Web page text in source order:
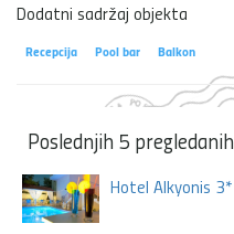
Dodatni sadržaj objekta
Recepcija Pool bar Balkon
Poslednjih 5 pregledanih
Hotel Alkyonis 3*